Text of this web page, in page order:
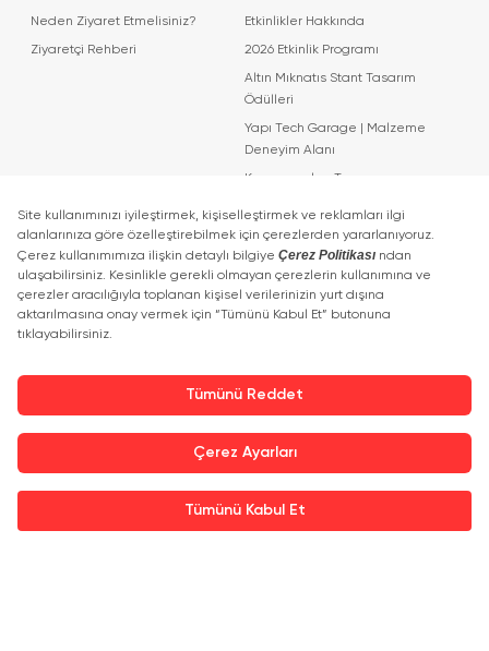
Neden Ziyaret Etmelisiniz?
Ziyaretçi Rehberi
Etkinlikler Hakkında
2026 Etkinlik Programı
Altın Mıknatıs Stant Tasarım
Ödülleri
Yapı Tech Garage | Malzeme
Deneyim Alanı
Konuşmacıları Tanıyın
Haberler
Basın Bültenleri
Katılımcı Görüşleri
+90 212 266 7010
info.turkey@icaevents.com.tr